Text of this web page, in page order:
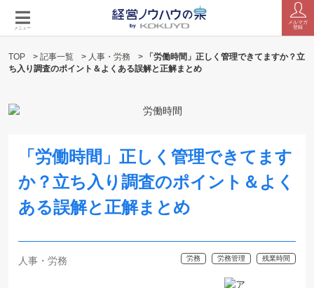
メニュー
メルマガ
登録
TOP > 記事一覧 > 人事・労務 >
「労働時間」正しく管理できてますか？立
ち入り調査のポイント＆よくある誤解と正解まとめ
「労働時間」正しく管理できてます
か？立ち入り調査のポイント＆よく
ある誤解と正解まとめ
人事・労務 労務 労務管理 残業時間